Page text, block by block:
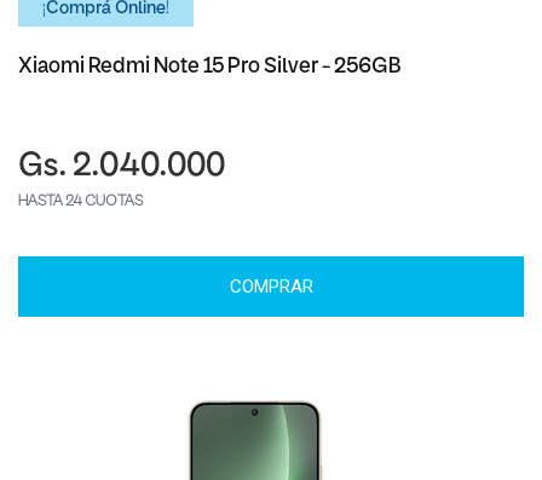
¡Comprá Online!
Xiaomi Redmi Note 15 Pro Silver - 256GB
Gs. 2.040.000
HASTA 24 CUOTAS
COMPRAR